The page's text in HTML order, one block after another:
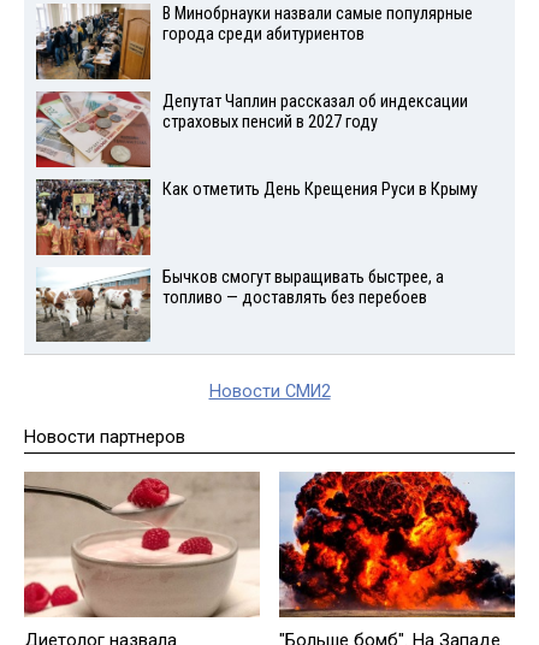
В Минобрнауки назвали самые популярные
города среди абитуриентов
Депутат Чаплин рассказал об индексации
страховых пенсий в 2027 году
Как отметить День Крещения Руси в Крыму
Бычков смогут выращивать быстрее, а
топливо — доставлять без перебоев
Новости СМИ2
Новости партнеров
Диетолог назвала "Больше бомб". На Западе